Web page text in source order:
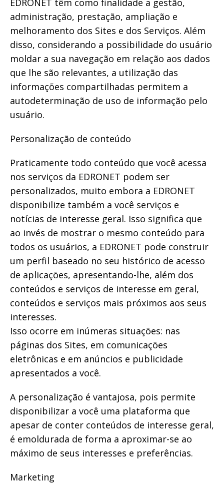
EDRONET têm como finalidade a gestão,
administração, prestação, ampliação e
melhoramento dos Sites e dos Serviços. Além
disso, considerando a possibilidade do usuário
moldar a sua navegação em relação aos dados
que lhe são relevantes, a utilização das
informações compartilhadas permitem a
autodeterminação de uso de informação pelo
usuário.
Personalização de conteúdo
Praticamente todo conteúdo que você acessa
nos serviços da EDRONET podem ser
personalizados, muito embora a EDRONET
disponibilize também a você serviços e
notícias de interesse geral. Isso significa que
ao invés de mostrar o mesmo conteúdo para
todos os usuários, a EDRONET pode construir
um perfil baseado no seu histórico de acesso
de aplicações, apresentando-lhe, além dos
conteúdos e serviços de interesse em geral,
conteúdos e serviços mais próximos aos seus
interesses.
Isso ocorre em inúmeras situações: nas
páginas dos Sites, em comunicações
eletrônicas e em anúncios e publicidade
apresentados a você.
A personalização é vantajosa, pois permite
disponibilizar a você uma plataforma que
apesar de conter conteúdos de interesse geral,
é emoldurada de forma a aproximar-se ao
máximo de seus interesses e preferências.
Marketing